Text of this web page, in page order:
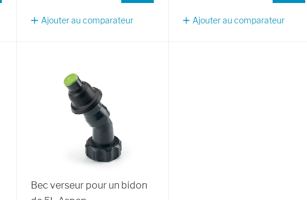
Ajouter au comparateur Ajouter au comparateur
Bec verseur pour un bidon